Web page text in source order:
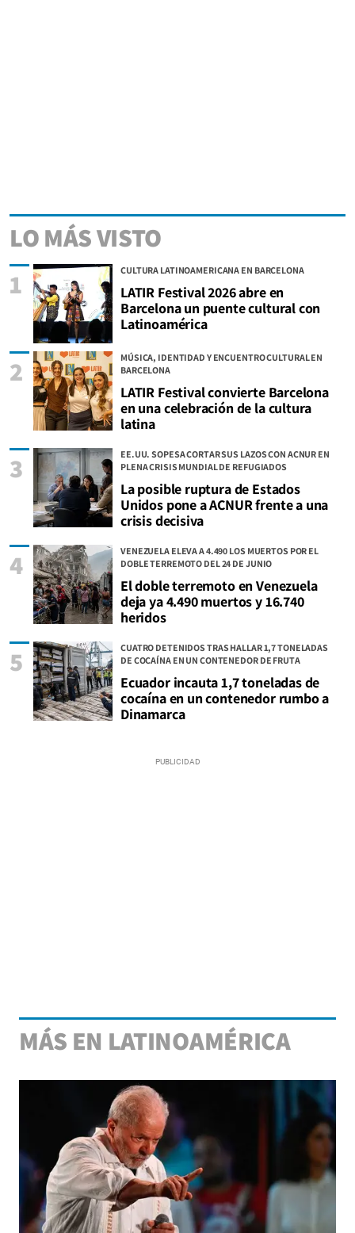
LO MÁS VISTO
CULTURA LATINOAMERICANA EN BARCELONA
LATIR Festival 2026 abre en
Barcelona un puente cultural con
Latinoamérica
1
MÚSICA, IDENTIDAD Y ENCUENTRO CULTURAL EN
BARCELONA
LATIR Festival convierte Barcelona
en una celebración de la cultura
latina
2
EE.UU. SOPESA CORTAR SUS LAZOS CON ACNUR EN
PLENA CRISIS MUNDIAL DE REFUGIADOS
La posible ruptura de Estados
Unidos pone a ACNUR frente a una
crisis decisiva
3
VENEZUELA ELEVA A 4.490 LOS MUERTOS POR EL
DOBLE TERREMOTO DEL 24 DE JUNIO
El doble terremoto en Venezuela
deja ya 4.490 muertos y 16.740
heridos
4
CUATRO DETENIDOS TRAS HALLAR 1,7 TONELADAS
DE COCAÍNA EN UN CONTENEDOR DE FRUTA
Ecuador incauta 1,7 toneladas de
cocaína en un contenedor rumbo a
Dinamarca
5
MÁS EN LATINOAMÉRICA